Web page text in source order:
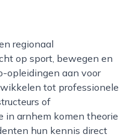
op sport, bewegen en
opleidingen aan voor
tot professionele
of
in arnhem komen theorie
hun kennis direct